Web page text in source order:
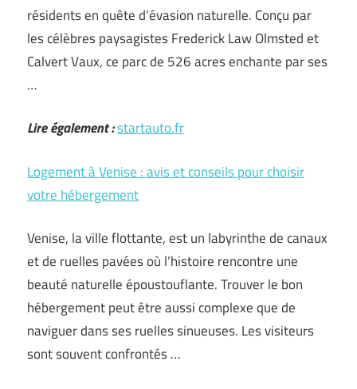
résidents en quête d’évasion naturelle. Conçu par
les célèbres paysagistes Frederick Law Olmsted et
Calvert Vaux, ce parc de 526 acres enchante par ses
…
Lire également :startauto.fr
Logement à Venise : avis et conseils pour choisir
votre hébergement
Venise, la ville flottante, est un labyrinthe de canaux
et de ruelles pavées où l’histoire rencontre une
beauté naturelle époustouflante. Trouver le bon
hébergement peut être aussi complexe que de
naviguer dans ses ruelles sinueuses. Les visiteurs
sont souvent confrontés …